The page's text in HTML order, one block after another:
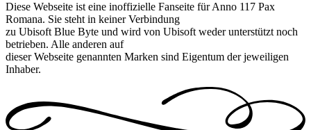
Diese Webseite ist eine inoffizielle Fanseite für Anno 117 Pax
Romana. Sie steht in keiner Verbindung
zu Ubisoft Blue Byte und wird von Ubisoft weder unterstützt noch
betrieben. Alle anderen auf
dieser Webseite genannten Marken sind Eigentum der jeweiligen
Inhaber.